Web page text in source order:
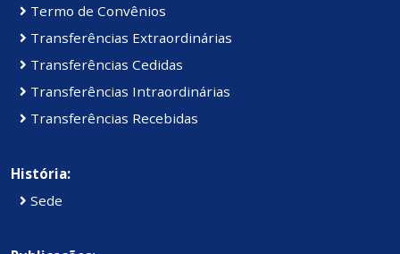
Termo de Convênios
Transferências Extraordinárias
Transferências Cedidas
Transferências Intraordinárias
Transferências Recebidas
História:
Sede